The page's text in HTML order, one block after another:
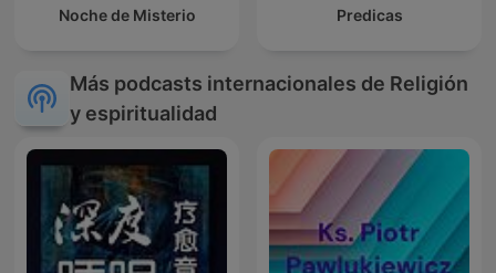
Noche de Misterio Predicas
Más podcasts internacionales de Religión
y espiritualidad